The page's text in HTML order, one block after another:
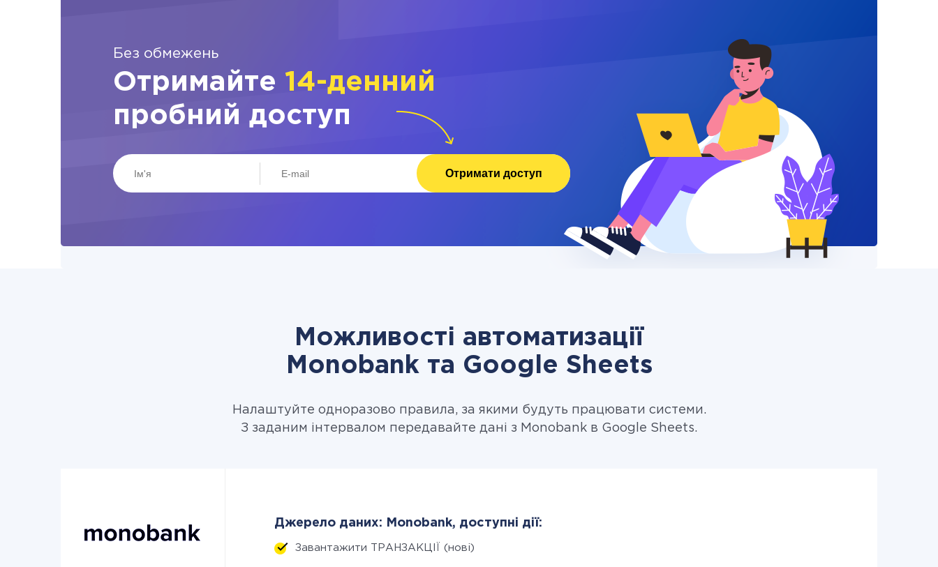
Без обмежень
Отримайте 14-денний
пробний доступ
Отримати доступ
Можливості автоматизації
Monobank та Google Sheets
Налаштуйте одноразово правила, за якими будуть працювати системи.
З заданим інтервалом передавайте дані з Monobank в Google Sheets.
Джерело даних: Monobank, доступні дії:
Завантажити ТРАНЗАКЦІЇ (нові)